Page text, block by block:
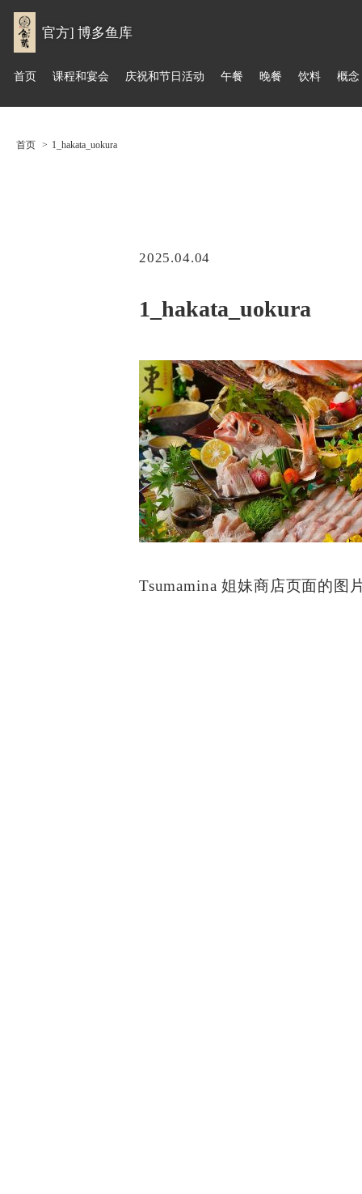
官方] 博多鱼库
首页 课程和宴会 庆祝和节日活动 午餐 晚餐 饮料 概念
首页 1_hakata_uokura
2025.04.04
1_hakata_uokura
Tsumamina 姐妹商店页面的图